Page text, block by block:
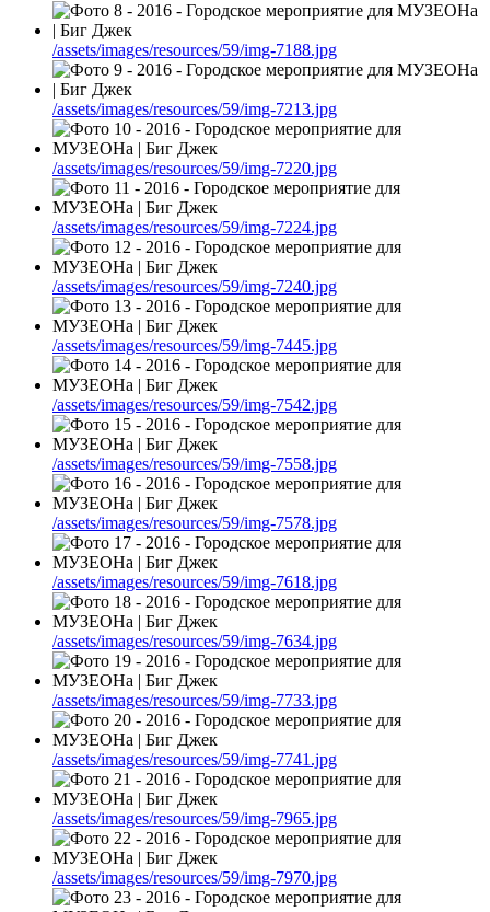
/assets/images/resources/59/img-7188.jpg
/assets/images/resources/59/img-7213.jpg
/assets/images/resources/59/img-7220.jpg
/assets/images/resources/59/img-7224.jpg
/assets/images/resources/59/img-7240.jpg
/assets/images/resources/59/img-7445.jpg
/assets/images/resources/59/img-7542.jpg
/assets/images/resources/59/img-7558.jpg
/assets/images/resources/59/img-7578.jpg
/assets/images/resources/59/img-7618.jpg
/assets/images/resources/59/img-7634.jpg
/assets/images/resources/59/img-7733.jpg
/assets/images/resources/59/img-7741.jpg
/assets/images/resources/59/img-7965.jpg
/assets/images/resources/59/img-7970.jpg